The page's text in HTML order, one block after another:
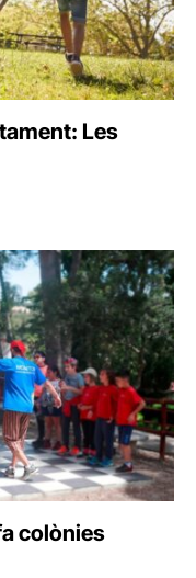
Les
colònies